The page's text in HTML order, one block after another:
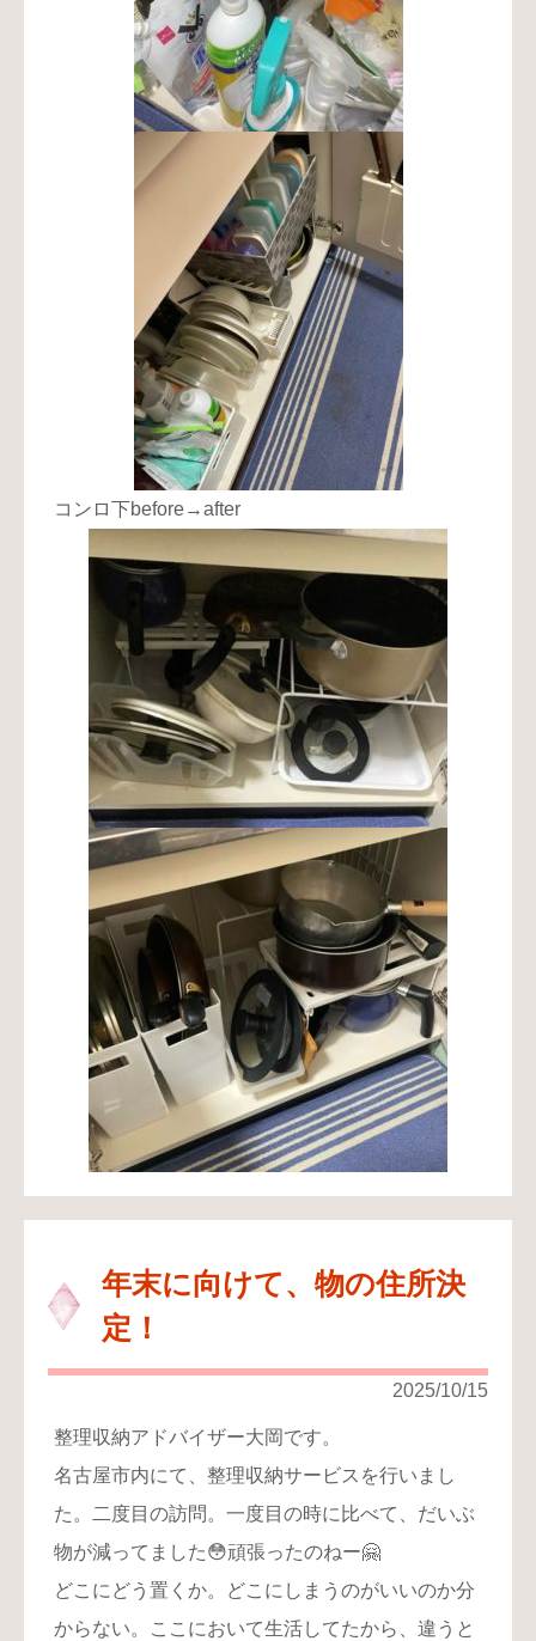
コンロ下before→after
年末に向けて、物の住所決
定！
2025/10/15
整理収納アドバイザー大岡です。
名古屋市内にて、整理収納サービスを行いまし
た。二度目の訪問。一度目の時に比べて、だいぶ
物が減ってました😳頑張ったのねー🤗
どこにどう置くか。どこにしまうのがいいのか分
からない。ここにおいて生活してたから、違うと